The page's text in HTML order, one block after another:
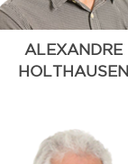
ALEXANDRE
HOLTHAUSEN